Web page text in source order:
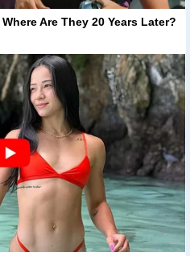
Are They 20 Years Later?